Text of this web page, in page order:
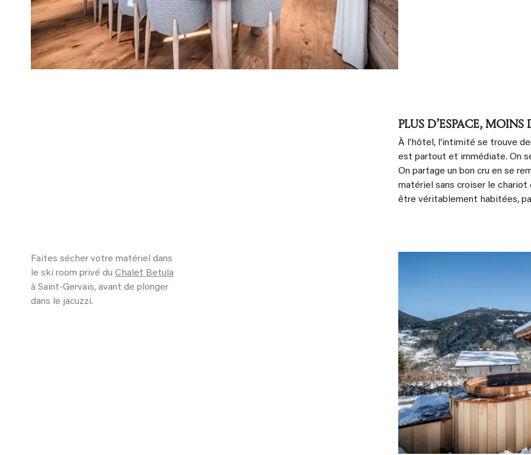
PLUS D’ESPACE,
À l’hôtel, l’intimité se trouve
est partout et immédiate. On
On partage un bon cru en se
matériel sans croiser le chariot
être véritablement habitées,
Faites sécher votre matériel dans
le ski room privé du Chalet Betula
à Saint-Gervais, avant de plonger
dans le jacuzzi.